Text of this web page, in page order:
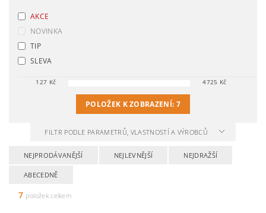
AKCE
NOVINKA
TIP
SLEVA
127 Kč 4725 Kč
POLOŽEK K ZOBRAZENÍ: 7
FILTR PODLE PARAMETRŮ, VLASTNOSTÍ A VÝROBCŮ
NEJPRODÁVANĚJŠÍ NEJLEVNĚJŠÍ NEJDRAŽŠÍ
ABECEDNĚ
7 položek celkem